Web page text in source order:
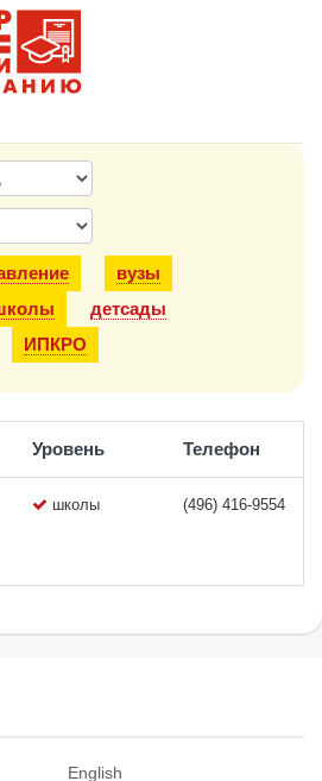
вузы
детсады
ИПКРО
Уровень Телефон
школы (496) 416-9554
English